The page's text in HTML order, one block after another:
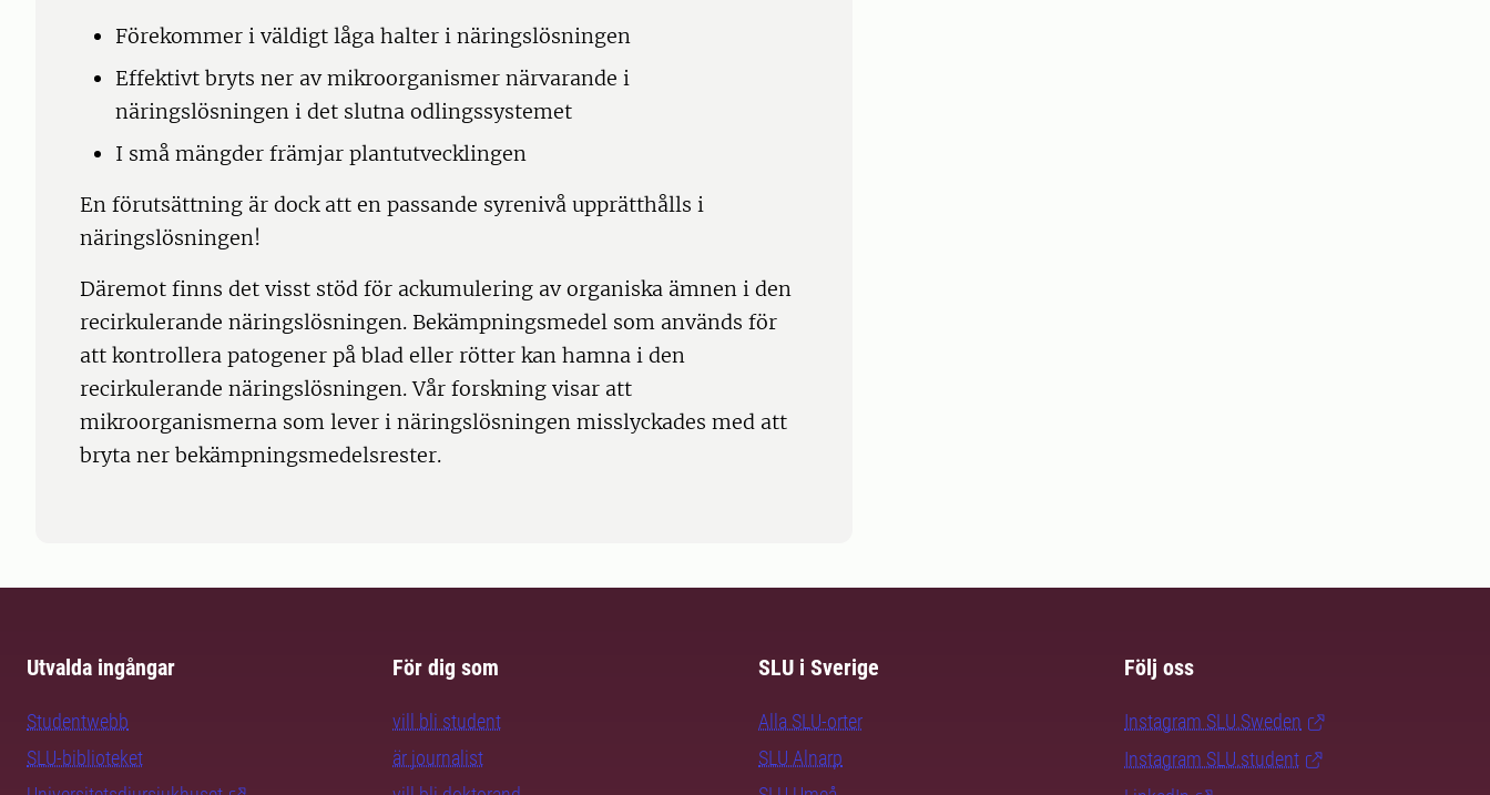
Förekommer i väldigt låga halter i näringslösningen
Effektivt bryts ner av mikroorganismer närvarande i
näringslösningen i det slutna odlingssystemet
I små mängder främjar plantutvecklingen
En förutsättning är dock att en passande syrenivå upprätthålls i
näringslösningen!
Däremot finns det visst stöd för ackumulering av organiska ämnen i den
recirkulerande näringslösningen. Bekämpningsmedel som används för
att kontrollera patogener på blad eller rötter kan hamna i den
recirkulerande näringslösningen. Vår forskning visar att
mikroorganismerna som lever i näringslösningen misslyckades med att
bryta ner bekämpningsmedelsrester.
Utvalda ingångar
Studentwebb
SLU-biblioteket
För dig som
vill bli student
är journalist
SLU i Sverige
Alla SLU-orter
SLU Alnarp
Följ oss
Instagram SLU.Sweden
Instagram SLU.student